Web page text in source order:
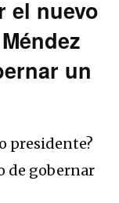
el nuevo
un